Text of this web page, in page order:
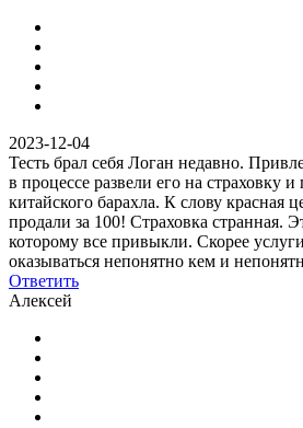
2023-12-04
Тесть брал себя Логан недавно.
в процессе развели его на страховку
китайского барахла. К слову красная
продали за 100! Страховка странная.
которому все привыкли. Скорее
оказываться непонятно кем и
Ответить
Алексей